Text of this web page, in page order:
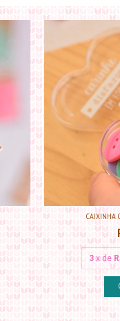
CAIXINHA
3 x de